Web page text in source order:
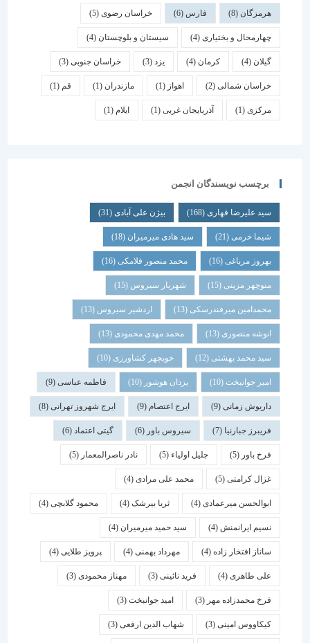
هرمزگان(8) فارس خراسان رضوی(5)
چهارمحال و بختیاری (4) سیستان و بلوچستان(4)
کرمان یزد خراسان جنوبی(3)
خراسان شمالی(2) اهواز مازندران(1) قم
(1) آذربایجان غربی(1) ایلام
برچسب نویسندگان انجمن
سید علیرضا قهاری(168) بیژن علی آبادی(31)
شیما خرمی(21) سید هادی میرمیران(18)
بهروز مرباغی (16) محمد منصور فلامکی (16)
منوچهر مزینی(15) شهریار سیروس(15)
محمدامین میرفندرسکی(13) اردشیر سیروس(13)
انوشه منصوری(13) محمد مهدی محمودی(13)
سید محمد بهشتی(12) خوبچهر کشاورزی(10)
امیر جوانبخت(10) یزدان هوشور(10) فاطمه عباسی(9)
داریوش زمانی(9) ایرج اعتصام(9) ایرج شهروز تهرانی(8)
فریبرز جبارنیا(7) سیروس باور(6) گیتی اعتماد(6)
فرخ باور(5) جلیل اولیاء(5) نادر ناصرالمعمار (5)
غزال کرامتی(5) محمد علی مرادی(4)
ابوالحسن میرعمادی(4) ثریا بیرشک(4) محمود گلابچی(4)
نسیم ایرانمنش(4) سید حمید میرمیران(4)
ساناز افتخار زاده(4) مهرداد بهمنی (4) پرویز طلایی(4)
علی طاهری(4) فرید نائینی(3) مهناز محمودی(3)
فرخ محمدزاده مهر(3) امید جوانبخت(3)
کیکاووس امینی(3) شهاب الدین ارفعی(3)